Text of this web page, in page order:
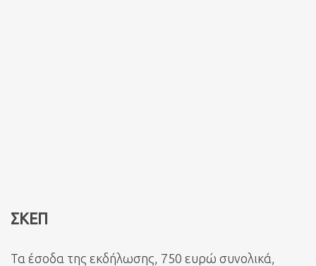
ΣΚΕΠ
Τα έσοδα της εκδήλωσης, 750 ευρώ συνολικά,